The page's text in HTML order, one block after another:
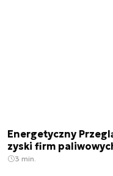
Energetyczny
zyski firm
3 min.